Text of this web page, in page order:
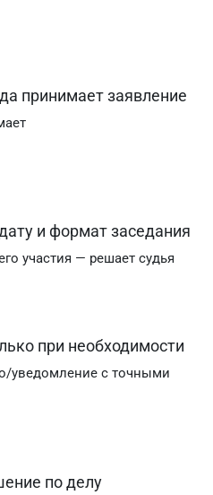
принимает заявление
и формат заседания
участия — решает судья
при необходимости
уведомление с точными
по делу